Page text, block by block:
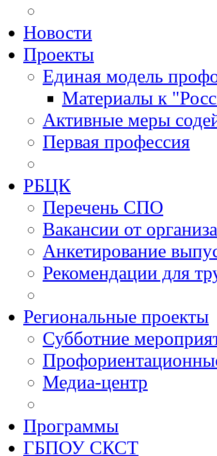
Новости
Проекты
Единая модель
Материалы к
Активные меры
Первая профессия
РБЦК
Перечень СПО
Вакансии от
Анкетирование
Рекомендации для
Региональные проекты
Субботние
Медиа-центр
Программы
ГБПОУ СКСТ